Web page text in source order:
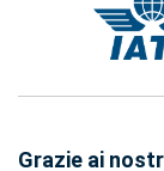
Grazie ai